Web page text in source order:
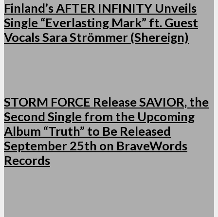
Finland’s AFTER INFINITY Unveils
Single “Everlasting Mark” ft. Guest
Vocals Sara Strömmer (Shereign)
STORM FORCE Release SAVIOR, the
Second Single from the Upcoming
Album “Truth” to Be Released
September 25th on BraveWords
Records